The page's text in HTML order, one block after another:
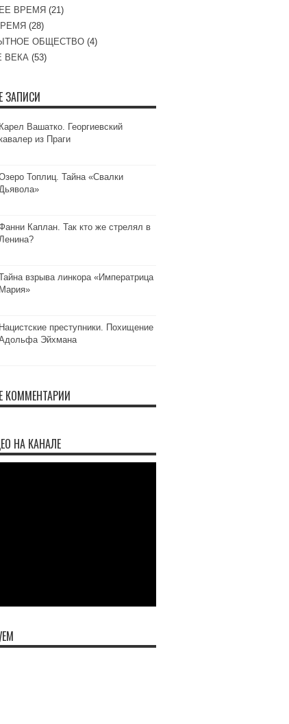
ВРЕМЯ (21)
(28)
ОБЩЕСТВО(4)
ВЕКА(53)
ЗАПИСИ
Карел Вашатко. Георгиевский
из Праги
Топлиц. Тайна «Свалки
Каплан. Так кто же стрелял в
взрыва линкора «Императрица
Мария»
Нацистские преступники. Похищение
Эйхмана
КОММЕНТАРИИ
НА КАНАЛЕ